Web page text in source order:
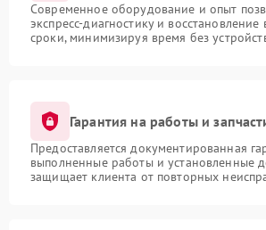
Современное оборудование и опыт
экспресс-диагностику и
сроки, минимизируя время без
Гарантия на работы и
Предоставляется документированная
выполненные работы и установленные
защищает клиента от повторных